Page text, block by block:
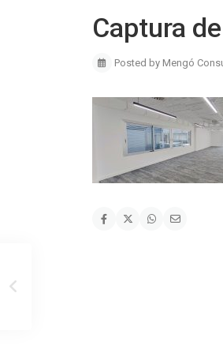
Captura
Posted by Mengó